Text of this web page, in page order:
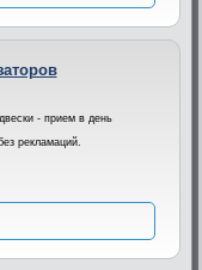
- прием в день
рекламаций.